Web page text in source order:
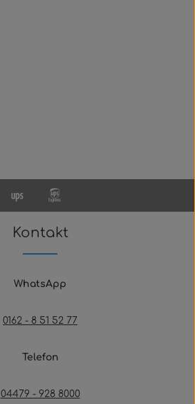
Kontakt
WhatsApp
0162 - 8 51 52 77
Telefon
04479 - 928 8000